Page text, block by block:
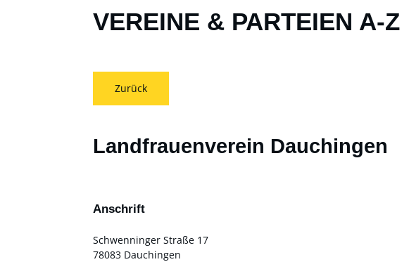
VEREINE & PARTEIEN A-Z
Zurück
Landfrauenverein Dauchingen
Anschrift
Schwenninger Straße 17
78083 Dauchingen